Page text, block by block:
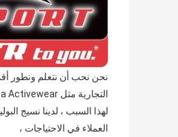
التجارية مثل Lulelemon Athletica ، Lorna Jane ، Alo Yoga ، Athleta Activewear الخ ،
لهذا السبب ، لدينا نسيج
العملاء في الاحتياجات ،